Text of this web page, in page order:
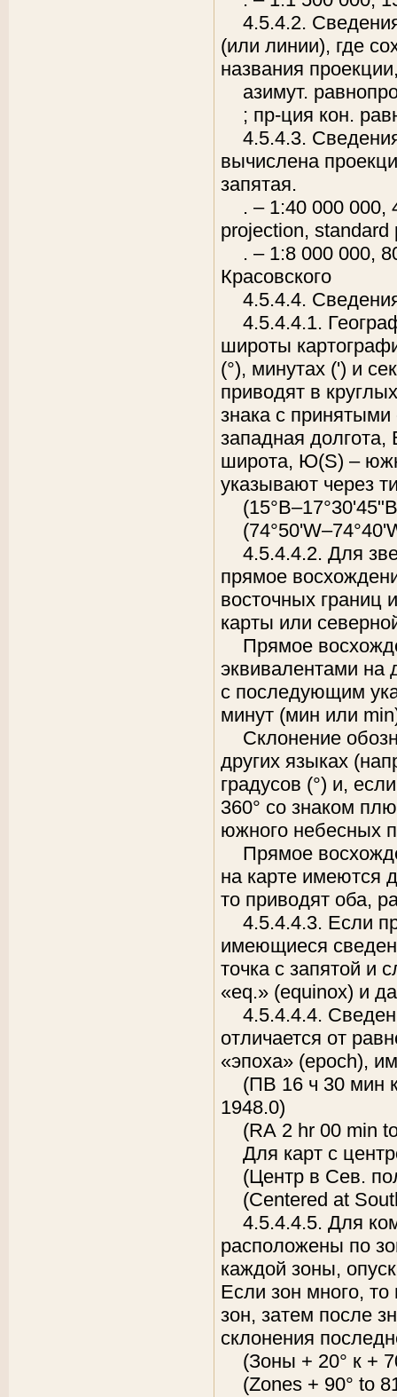
4.5.4.2.
(или линии), где
названия
азимут.
; пр-ция кон.
4.5.4.3.
вычислена
запятая.
. – 1:40 000 000,
projection, standard
. – 1:8 000 000,
Красовского
4.5.4.4.
4.5.4.4.1.
широты
(°), минутах (') и
приводят в
знака с
западная
широта, Ю(S) –
указывают через
4.5.4.4.2. Для
прямое
восточных границ
карты или
Прямое
эквивалентами на
с последующим
минут (мин или
Склонение
других языках
градусов (°) и,
360° со знаком
южного небесных
Прямое
на карте имеются
то приводят оба,
4.5.4.4.3. Если
имеющиеся
точка с запятой и
«eq.» (equinox) и
4.5.4.4.4.
отличается от
«эпоха» (epoch),
(ПВ 16 ч 30 мин
1948.0)
(RА 2 hr 00 min
Для карт с
(Центр в Сев.
(Centered at
4.5.4.4.5. Для
расположены по
каждой зоны,
Если зон много,
зон, затем после
склонения
(Зоны + 20° к +
(Zones + 90° to